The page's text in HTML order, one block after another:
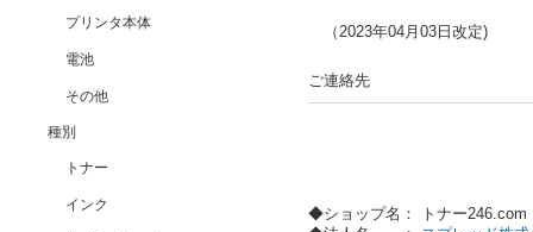
（2023年04月03日改定)
ご連絡先
◆ショップ名： トナー
プリンタ本体
電池
その他
種別
トナー
インク